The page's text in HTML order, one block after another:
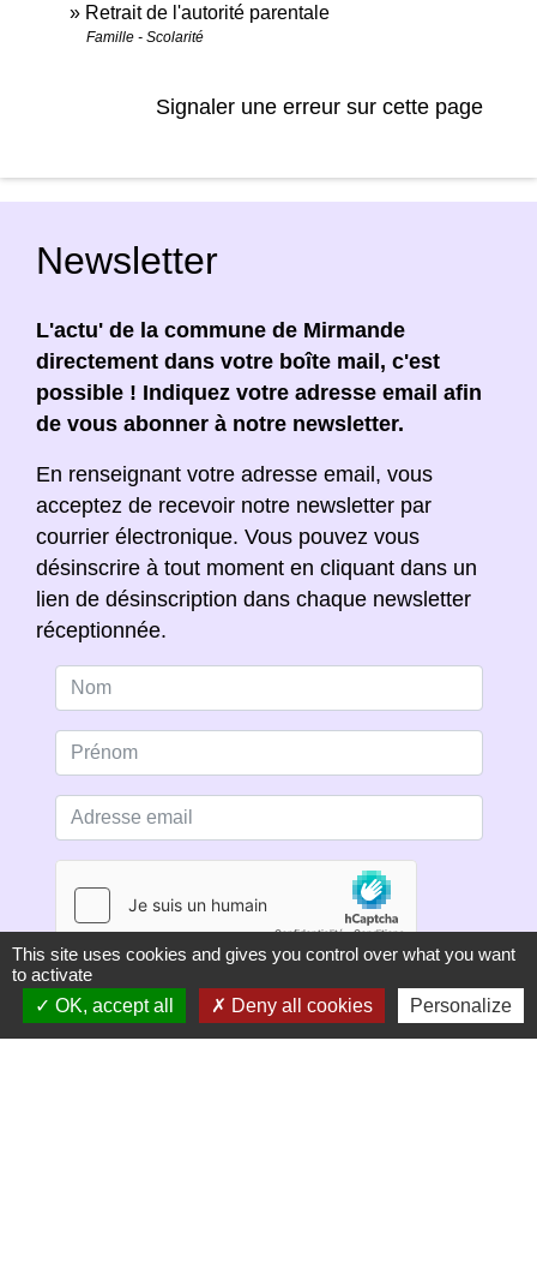
Retrait de l'autorité parentale
Famille - Scolarité
Signaler une erreur sur cette page
Newsletter
L'actu' de la commune de Mirmande
directement dans votre boîte mail, c'est
possible ! Indiquez votre adresse email afin
de vous abonner à notre newsletter.
En renseignant votre adresse email, vous
acceptez de recevoir notre newsletter par
courrier électronique. Vous pouvez vous
désinscrire à tout moment en cliquant dans un
lien de désinscription dans chaque newsletter
réceptionnée.
S'ABONNER
This site uses cookies and gives you control over what you want
to activate
OK, accept all
Deny all cookies Personalize